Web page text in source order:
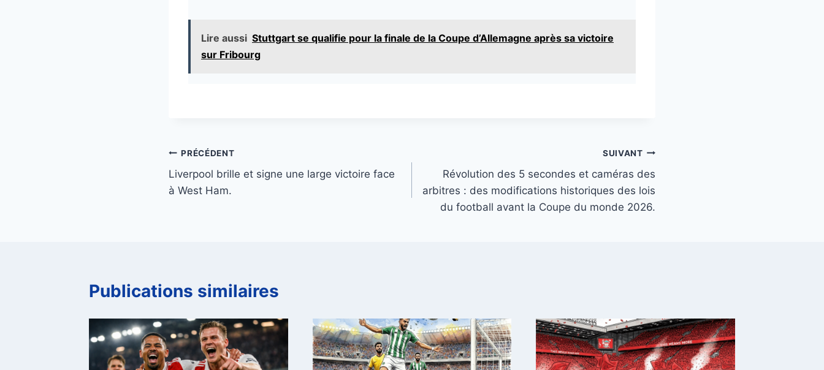
Lire aussi Stuttgart se qualifie pour la finale de la Coupe d’Allemagne après sa victoire
sur Fribourg
Navigation
de
PRÉCÉDENT
Liverpool brille et signe une large victoire face
à West Ham.
SUIVANT
Révolution des 5 secondes et caméras des
arbitres : des modifications historiques des lois
du football avant la Coupe du monde 2026.
Publications similaires